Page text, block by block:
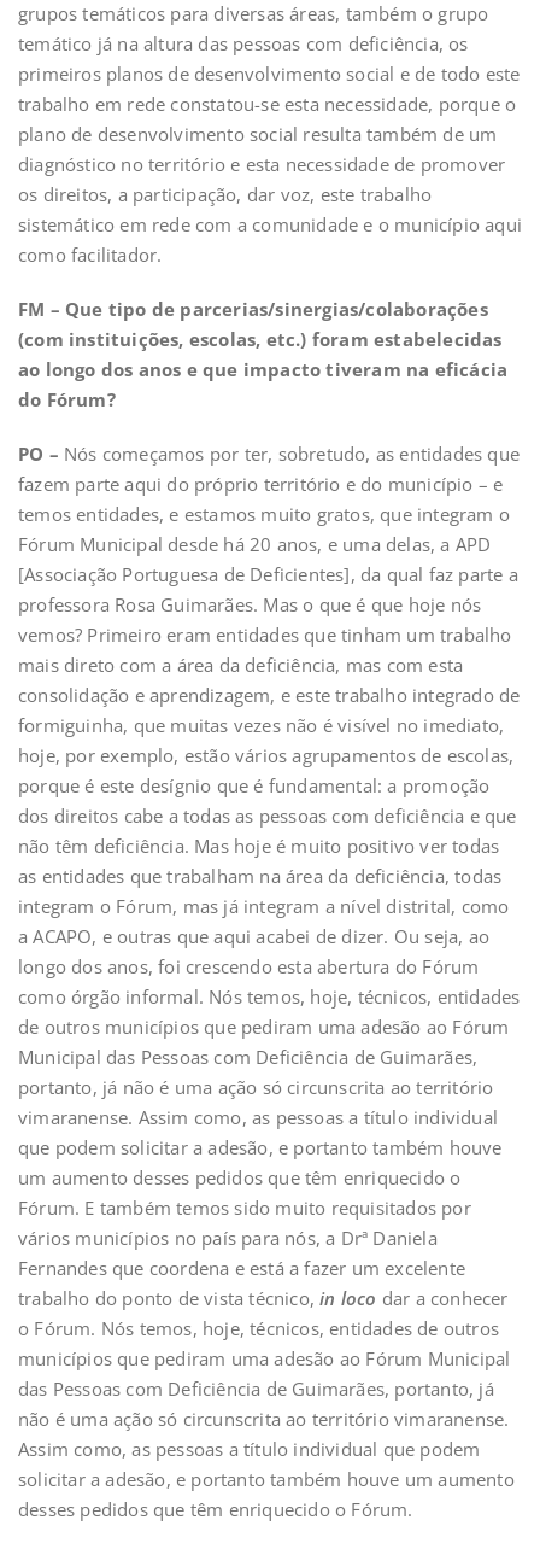
grupos temáticos para diversas áreas, também o grupo
temático já na altura das pessoas com deficiência, os
primeiros planos de desenvolvimento social e de todo este
trabalho em rede constatou-se esta necessidade, porque o
plano de desenvolvimento social resulta também de um
diagnóstico no território e esta necessidade de promover
os direitos, a participação, dar voz, este trabalho
sistemático em rede com a comunidade e o município aqui
como facilitador.
FM – Que tipo de parcerias/sinergias/colaborações
(com instituições, escolas, etc.) foram estabelecidas
ao longo dos anos e que impacto tiveram na eficácia
do Fórum?
PO – Nós começamos por ter, sobretudo, as entidades que
fazem parte aqui do próprio território e do município – e
temos entidades, e estamos muito gratos, que integram o
Fórum Municipal desde há 20 anos, e uma delas, a APD
[Associação Portuguesa de Deficientes], da qual faz parte a
professora Rosa Guimarães. Mas o que é que hoje nós
vemos? Primeiro eram entidades que tinham um trabalho
mais direto com a área da deficiência, mas com esta
consolidação e aprendizagem, e este trabalho integrado de
formiguinha, que muitas vezes não é visível no imediato,
hoje, por exemplo, estão vários agrupamentos de escolas,
porque é este desígnio que é fundamental: a promoção
dos direitos cabe a todas as pessoas com deficiência e que
não têm deficiência. Mas hoje é muito positivo ver todas
as entidades que trabalham na área da deficiência, todas
integram o Fórum, mas já integram a nível distrital, como
a ACAPO, e outras que aqui acabei de dizer. Ou seja, ao
longo dos anos, foi crescendo esta abertura do Fórum
como órgão informal. Nós temos, hoje, técnicos, entidades
de outros municípios que pediram uma adesão ao Fórum
Municipal das Pessoas com Deficiência de Guimarães,
portanto, já não é uma ação só circunscrita ao território
vimaranense. Assim como, as pessoas a título individual
que podem solicitar a adesão, e portanto também houve
um aumento desses pedidos que têm enriquecido o
Fórum. E também temos sido muito requisitados por
vários municípios no país para nós, a Drª Daniela
Fernandes que coordena e está a fazer um excelente
trabalho do ponto de vista técnico,in loco dar a conhecer
o Fórum. Nós temos, hoje, técnicos, entidades de outros
municípios que pediram uma adesão ao Fórum Municipal
das Pessoas com Deficiência de Guimarães, portanto, já
não é uma ação só circunscrita ao território vimaranense.
Assim como, as pessoas a título individual que podem
solicitar a adesão, e portanto também houve um aumento
desses pedidos que têm enriquecido o Fórum.